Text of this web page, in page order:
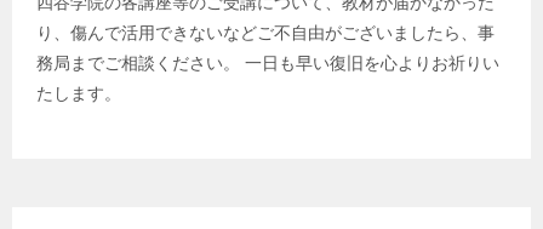
り、傷んで活用できないなどご不自由がございましたら、事
務局までご相談ください。 一日も早い復旧を心よりお祈りい
たします。